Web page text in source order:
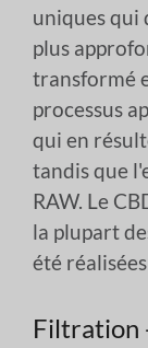
uniques qui
plus
transformé
processus
qui en
tandis que
RAW. Le
la plupart
été
Filtration